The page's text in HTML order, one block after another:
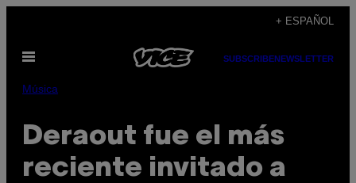
contenido
+ ESPAÑOL
Abrir
SUBSCRIBENEWSLETTER
Música
Deraout fue el más
reciente invitado a